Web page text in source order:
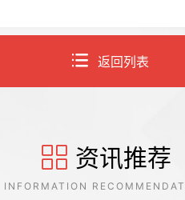
返回列表
资讯推荐
INFORMATION